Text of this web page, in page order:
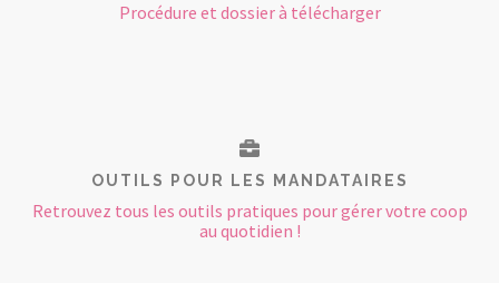
Procédure et dossier à télécharger
OUTILS POUR LES MANDATAIRES
Retrouvez tous les outils pratiques pour gérer votre coop
au quotidien !